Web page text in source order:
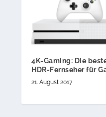
4K-Gaming: Die
HDR-Fernseher für
21. August 2017